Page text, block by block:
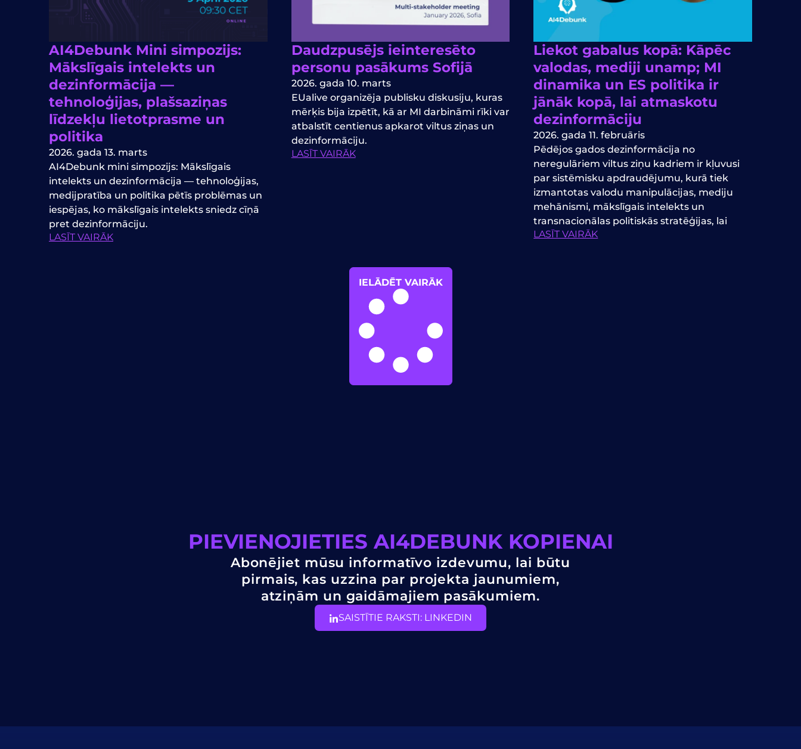
AI4Debunk Mini simpozijs:
Mākslīgais intelekts un
dezinformācija —
tehnoloģijas, plašsaziņas
līdzekļu lietotprasme un
politika
2026. gada 13. marts
AI4Debunk mini simpozijs: Mākslīgais
intelekts un dezinformācija — tehnoloģijas,
medijpratība un politika pētīs problēmas un
iespējas, ko mākslīgais intelekts sniedz cīņā
pret dezinformāciju.
LASĪT VAIRĀK
Daudzpusējs ieinteresēto
personu pasākums Sofijā
2026. gada 10. marts
EUalive organizēja publisku diskusiju, kuras
mērķis bija izpētīt, kā ar MI darbināmi rīki var
atbalstīt centienus apkarot viltus ziņas un
dezinformāciju.
LASĪT VAIRĀK
Liekot gabalus kopā: Kāpēc
valodas, mediji unamp; MI
dinamika un ES politika ir
jānāk kopā, lai atmaskotu
dezinformāciju
2026. gada 11. februāris
Pēdējos gados dezinformācija no
neregulāriem viltus ziņu kadriem ir kļuvusi
par sistēmisku apdraudējumu, kurā tiek
izmantotas valodu manipulācijas, mediju
mehānismi, mākslīgais intelekts un
transnacionālas politiskās stratēģijas, lai
LASĪT VAIRĀK
IELĀDĒT VAIRĀK
PIEVIENOJIETIES AI4DEBUNK KOPIENAI
Abonējiet mūsu informatīvo izdevumu, lai būtu
pirmais, kas uzzina par projekta jaunumiem,
atziņām un gaidāmajiem pasākumiem.
SAISTĪTIE RAKSTI: LINKEDIN